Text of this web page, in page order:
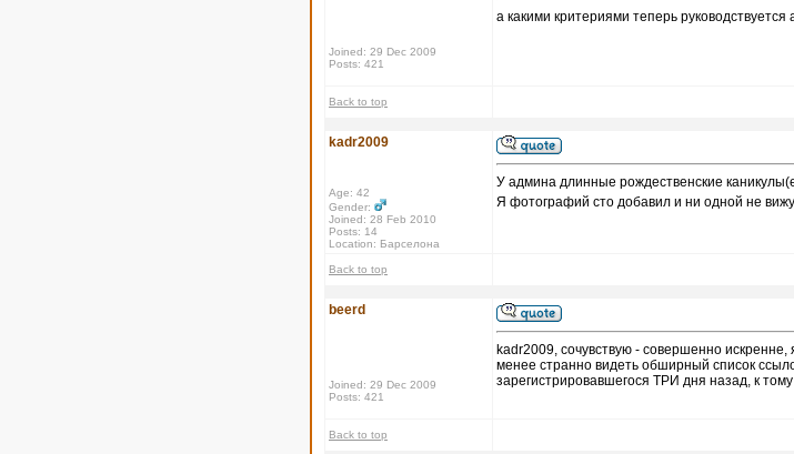
Joined: 29 Dec 2009
Posts: 421
а какими критериями теперь
Back to top
kadr2009
Age: 42
Gender:
Joined: 28 Feb 2010
Posts: 14
Location: Барселона
У админа длинные рождественские
Я фотографий сто добавил и ни одной не вижу
Back to top
beerd
Joined: 29 Dec 2009
Posts: 421
kadr2009, сочувствую - совершенно
менее странно видеть обширный список
зарегистрировавшегося ТРИ дня назад, к
Back to top